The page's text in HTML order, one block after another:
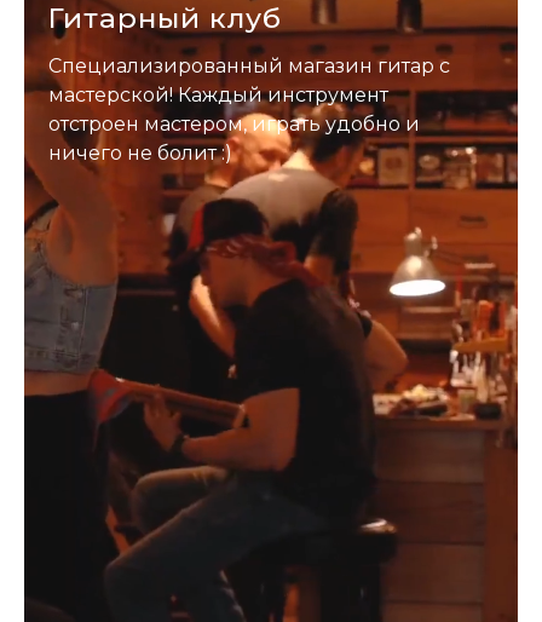
Гитарный клуб
Специализированный магазин гитар с
мастерской! Каждый инструмент
отстроен мастером, играть удобно и
ничего не болит :)